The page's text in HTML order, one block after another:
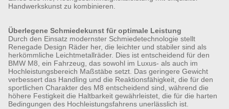
Handwerkskunst zu kombinieren.
Überlegene Schmiedekunst für optimale Leistung
Durch den Einsatz modernster Schmiedetechnologie stellt
Renegade Design Räder her, die leichter und stabiler sind als
herkömmliche Leichtmetallräder. Dies ist entscheidend für den
BMW M8, ein Fahrzeug, das sowohl im Luxus- als auch im
Hochleistungsbereich Maßstäbe setzt. Das geringere Gewicht
verbessert das Handling und die Reaktionsfähigkeit, die für den
sportlichen Charakter des M8 entscheidend sind, während die
höhere Festigkeit die Haltbarkeit gewährleistet, die für die harten
Bedingungen des Hochleistungsfahrens unerlässlich ist.